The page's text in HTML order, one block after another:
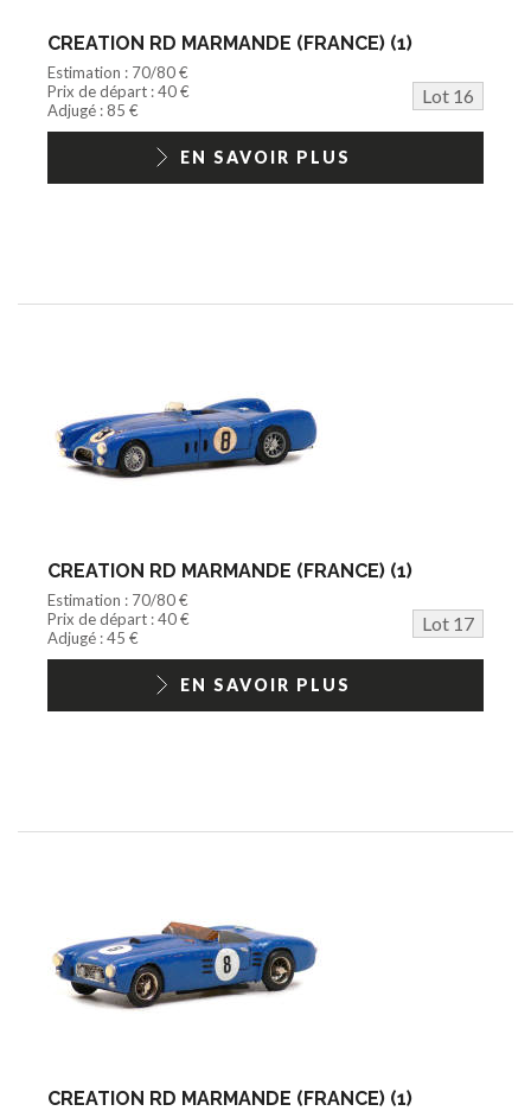
CREATION RD MARMANDE (FRANCE) (1)
Estimation : 70/80 €
Prix de départ : 40 €
Lot 16
Adjugé : 85 €
EN SAVOIR PLUS
CREATION RD MARMANDE (FRANCE) (1)
Estimation : 70/80 €
Prix de départ : 40 €
Lot 17
Adjugé : 45 €
EN SAVOIR PLUS
CREATION RD MARMANDE (FRANCE) (1)